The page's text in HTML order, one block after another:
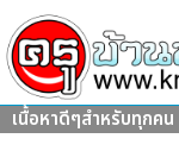
เนื้อหาดีๆสำหรับทุกคน